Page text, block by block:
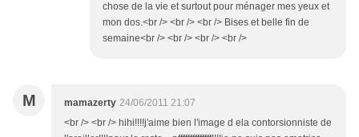
chose de la vie et surtout pour ménager mes yeux et
mon dos.<br /> <br /> <br /> Bises et belle fin de
semaine<br /> <br /> <br /> <br />
M mamazerty 24/06/2011 21:07
<br /> <br /> hihi!!!!j'aime bien l'image d ela contorsionniste de